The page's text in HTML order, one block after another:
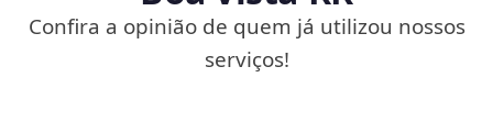
Confira a opinião de quem já utilizou nossos
serviços!